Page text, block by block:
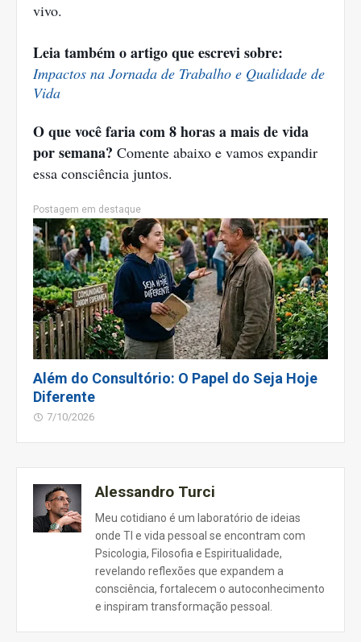
vivo.
Leia também o artigo que escrevi sobre:
Impactos na Jornada de Trabalho e Qualidade de
Vida
O que você faria com 8 horas a mais de vida
por semana? Comente abaixo e vamos expandir
essa consciência juntos.
Postagem em destaque
Além do Consultório: O Papel do Seja Hoje
Diferente
7/10/2026
Alessandro Turci
Meu cotidiano é um laboratório de ideias
onde TI e vida pessoal se encontram com
Psicologia, Filosofia e Espiritualidade,
revelando reflexões que expandem a
consciência, fortalecem o autoconhecimento
e inspiram transformação pessoal.